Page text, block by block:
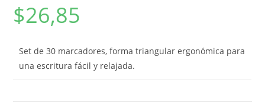
$26,85
Set de 30 marcadores, forma triangular ergonómica para
una escritura fácil y relajada.